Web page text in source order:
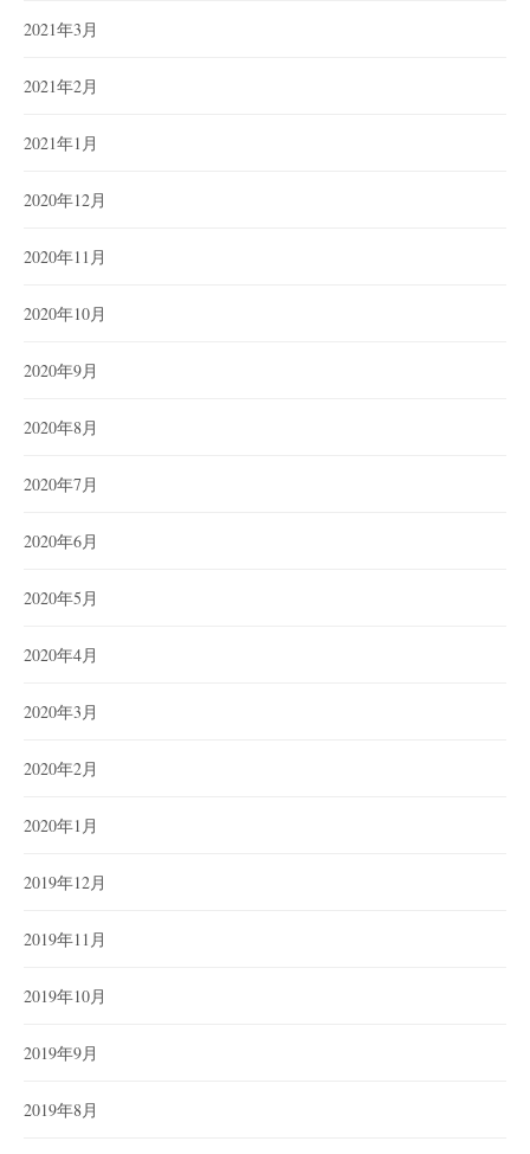
2021年3月
2021年2月
2021年1月
2020年12月
2020年11月
2020年10月
2020年9月
2020年8月
2020年7月
2020年6月
2020年5月
2020年4月
2020年3月
2020年2月
2020年1月
2019年12月
2019年11月
2019年10月
2019年9月
2019年8月